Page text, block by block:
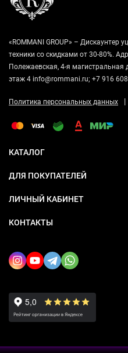
«ROMMANI GROUP» – Дискаунтер
техники со скидками от 30-80%.
Полежаевская, 4-я магистральная
этаж 4 info@rommani.ru; +7 916
Политика персональных данных |
КАТАЛОГ
ДЛЯ ПОКУПАТЕЛЕЙ
ЛИЧНЫЙ КАБИНЕТ
КОНТАКТЫ